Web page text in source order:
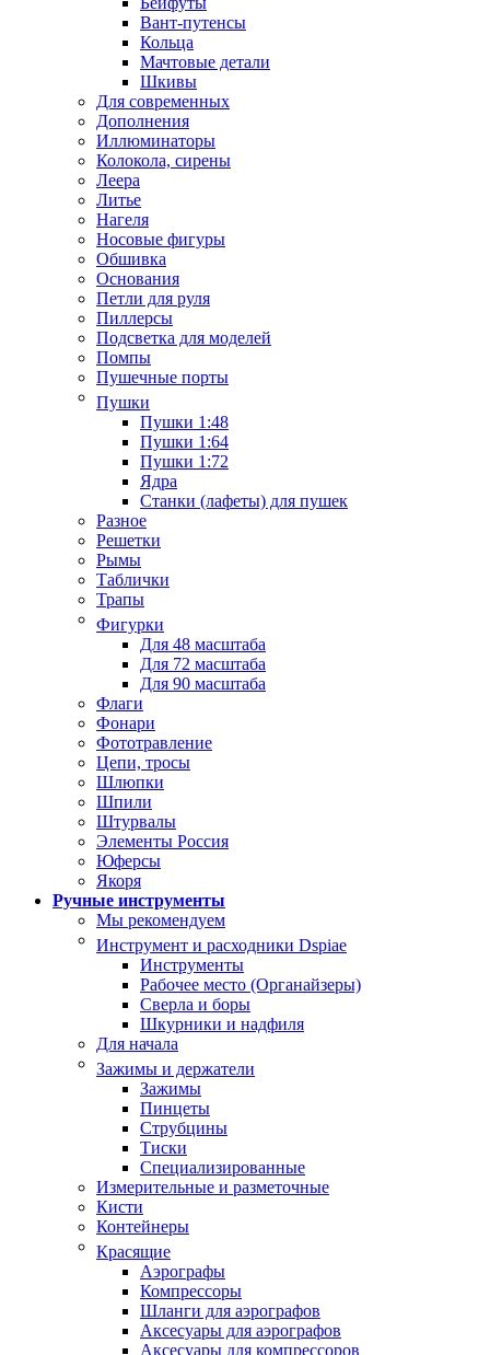
Вант-путенсы
Кольца
Мачтовые детали
Шкивы
Для современных
Дополнения
Иллюминаторы
Колокола, сирены
Леера
Литье
Нагеля
Носовые фигуры
Обшивка
Основания
Петли для руля
Пиллерсы
Подсветка для моделей
Помпы
Пушечные порты
Пушки
Пушки 1:48
Пушки 1:64
Пушки 1:72
Ядра
Станки (лафеты) для пушек
Разное
Решетки
Рымы
Таблички
Трапы
Фигурки
Для 48 масштаба
Для 72 масштаба
Для 90 масштаба
Флаги
Фонари
Фототравление
Цепи, тросы
Шлюпки
Шпили
Штурвалы
Элементы Россия
Юферсы
Якоря
Ручные инструменты
Мы рекомендуем
Инструмент и расходники Dspiae
Инструменты
Рабочее место (Органайзеры)
Сверла и боры
Шкурники и надфиля
Для начала
Зажимы и держатели
Зажимы
Пинцеты
Струбцины
Тиски
Специализированные
Измерительные и разметочные
Кисти
Контейнеры
Красящие
Аэрографы
Компрессоры
Шланги для аэрографов
Аксесуары для аэрографов
Аксесуары для компрессоров